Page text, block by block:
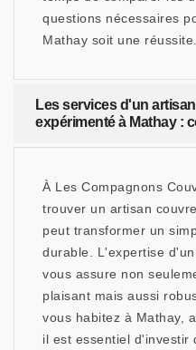
questions nécessaires
Mathay soit une réussite.
Les services d'un
expérimenté à Mathay :
À Les Compagnons
trouver un artisan
peut transformer un
durable. L'expertise
vous assure non
plaisant mais aussi
vous habitez à Mathay,
il est essentiel d'investir